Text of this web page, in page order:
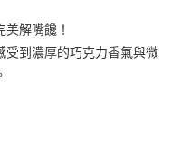
解嘴饞！
受到濃厚的巧克力香氣與微